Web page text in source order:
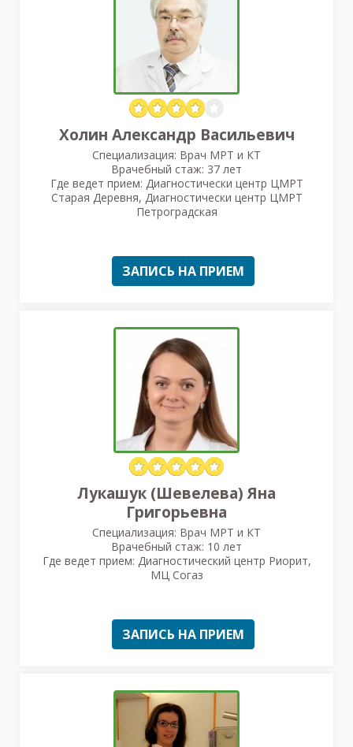
Холин Александр Васильевич
Специализация: Врач МРТ и КТ
Врачебный стаж: 37 лет
Где ведет прием: Диагностически центр ЦМРТ
Старая Деревня, Диагностически центр ЦМРТ
Петроградская
ЗАПИСЬ НА ПРИЕМ
Лукашук (Шевелева) Яна
Григорьевна
Специализация: Врач МРТ и КТ
Врачебный стаж: 10 лет
Где ведет прием: Диагностический центр Риорит,
МЦ Согаз
ЗАПИСЬ НА ПРИЕМ